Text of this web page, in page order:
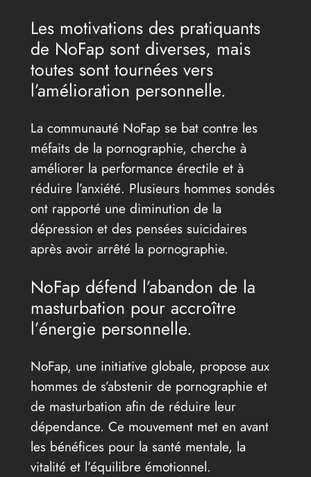
Les motivations des pratiquants
de NoFap sont diverses, mais
toutes sont tournées vers
l’amélioration personnelle.
La communauté NoFap se bat contre les
méfaits de la pornographie, cherche à
améliorer la performance érectile et à
réduire l’anxiété. Plusieurs hommes sondés
ont rapporté une diminution de la
dépression et des pensées suicidaires
après avoir arrêté la pornographie.
NoFap défend l’abandon de la
masturbation pour accroître
l’énergie personnelle.
NoFap, une initiative globale, propose aux
hommes de s’abstenir de pornographie et
de masturbation afin de réduire leur
dépendance. Ce mouvement met en avant
les bénéfices pour la santé mentale, la
vitalité et l’équilibre émotionnel.